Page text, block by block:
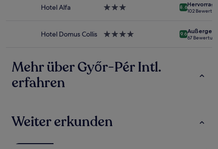
Hotel Alfa
3.0-
8.6
102
Hotel Domus Collis
4.0-
9.6
67
Mehr über Győr-Pér Intl.
erfahren
Weiter erkunden